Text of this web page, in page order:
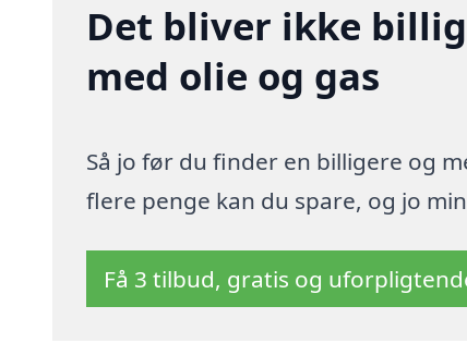
Det bliver ikke
med olie og gas
Så jo før du finder en billigere og
flere penge kan du spare, og jo
Få 3 tilbud, gratis og